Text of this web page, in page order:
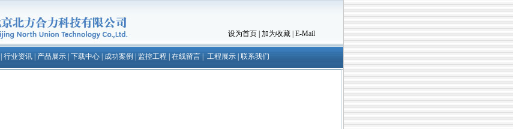
设为首页 加为收藏 E-Mail
行业资讯| 产品展示| 下载中心| 成功案例 监控工程 在线留言| 工程展示| 联系我们